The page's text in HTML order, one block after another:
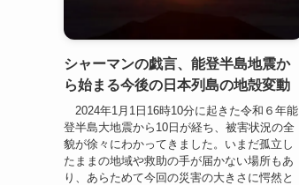
シャーマンの戯言、能登半島地震か
ら始まる今後の日本列島の地殻変動
2024年1月1日16時10分に起きた令和６年能
登半島大地震から10日が経ち、被害状況の全
貌が徐々にわかってきました。いまだ孤立し
たままの地域や救助の手が届かない場所もあ
り、あらためて今回の災害の大きさに愕然と